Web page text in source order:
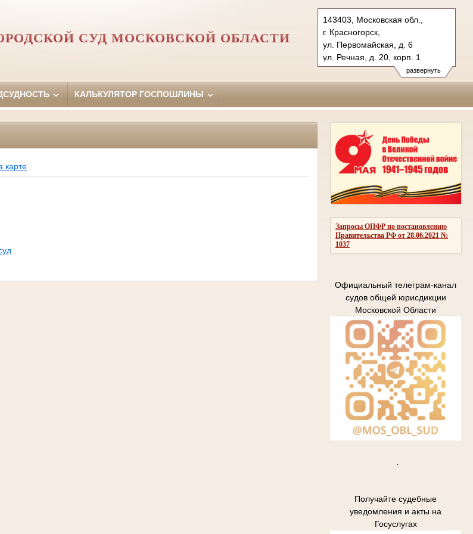
развернуть
143403, Московская обл.,
г. Красногорск,
ул. Первомайская, д. 6
ул. Речная, д. 20, корп. 1
Тел.: 8(495) 562 52 94 (гр.)
562 88 17 (уг.)
СУД МОСКОВСКОЙ ОБЛАСТИ
КАЛЬКУЛЯТОР ГОСПОШЛИНЫ
Запросы ОПФР по постановлению
Правительства РФ от 28.06.2021 №
1037
Официальный телеграм-канал
судов общей юрисдикции
Московской Области
.
Получайте судебные
уведомления и акты на
Госуслугах
карте